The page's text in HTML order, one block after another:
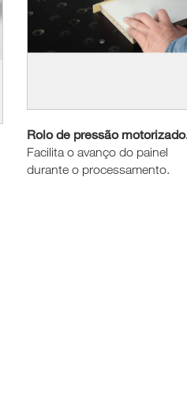
Rolo de pressão
Facilita o avanço do painel
durante o processamento.